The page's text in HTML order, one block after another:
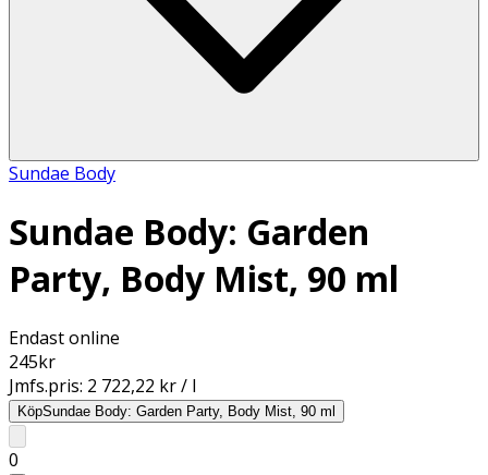
Sundae Body
Sundae Body: Garden
Party, Body Mist, 90 ml
Endast online
245kr
Jmfs.pris: 2 722,22 kr / l
KöpSundae Body: Garden Party, Body Mist, 90 ml
0